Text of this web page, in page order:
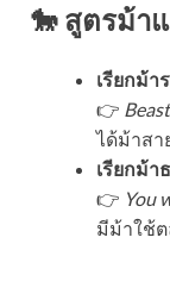
🐎 สูตรม้า
เรียกม้า
👉
ได้ม้าสา
เรียกม้า
👉 You
มีม้าใช้